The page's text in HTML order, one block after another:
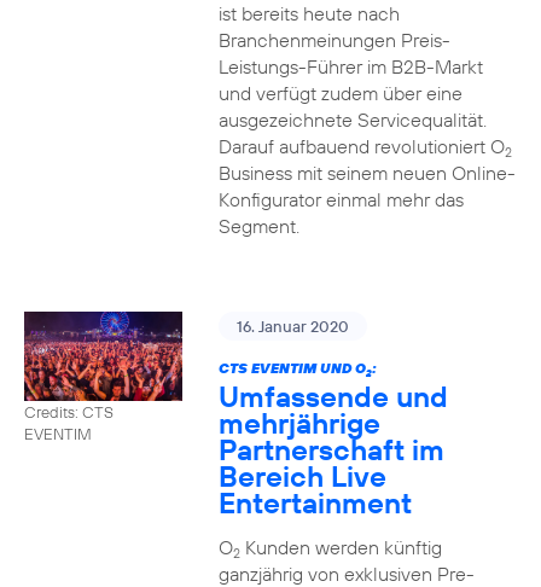
ist bereits heute nach
Branchenmeinungen Preis-
Leistungs-Führer im B2B-Markt
und verfügt zudem über eine
ausgezeichnete Servicequalität.
Darauf aufbauend revolutioniert O2
Business mit seinem neuen Online-
Konfigurator einmal mehr das
Segment.
Credits: CTS
EVENTIM
16. Januar 2020
CTS EVENTIM UND O2:
Umfassende und
mehrjährige
Partnerschaft im
Bereich Live
Entertainment
O2Kunden werden künftig
ganzjährig von exklusiven Pre-